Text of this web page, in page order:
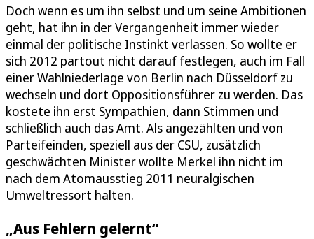
Doch wenn es um ihn selbst und um seine Ambitionen
geht, hat ihn in der Vergangenheit immer wieder
einmal der politische Instinkt verlassen. So wollte er
sich 2012 partout nicht darauf festlegen, auch im Fall
einer Wahlniederlage von Berlin nach Düsseldorf zu
wechseln und dort Oppositionsführer zu werden. Das
kostete ihn erst Sympathien, dann Stimmen und
schließlich auch das Amt. Als angezählten und von
Parteifeinden, speziell aus der CSU, zusätzlich
geschwächten Minister wollte Merkel ihn nicht im
nach dem Atomausstieg 2011 neuralgischen
Umweltressort halten.
„Aus Fehlern gelernt“